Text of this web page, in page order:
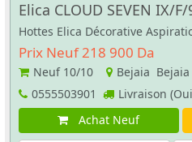
Elica CLOUD SEVEN IX/
Hottes Elica Décorative
Prix Neuf 218 900 Da
Neuf 10/10 Bejaia
0555503901
Livraison
Achat Neuf